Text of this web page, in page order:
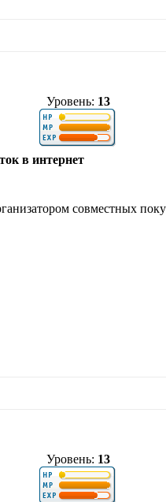
Уровень: 13
в интернет
совместных
Уровень: 13